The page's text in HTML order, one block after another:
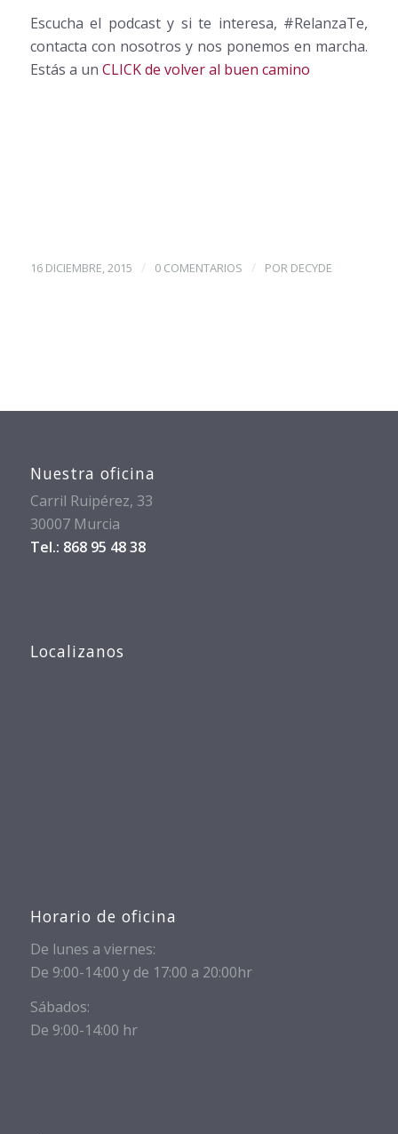
Escucha el podcast y si te interesa, #RelanzaTe,
contacta con nosotros y nos ponemos en marcha.
Estás a un CLICK de volver al buen camino
16 DICIEMBRE, 2015 / 0 COMENTARIOS / POR DECYDE
Nuestra oficina
Carril Ruipérez, 33
30007 Murcia
Tel.: 868 95 48 38
Localizanos
Horario de oficina
De lunes a viernes:
De 9:00-14:00 y de 17:00 a 20:00hr
Sábados:
De 9:00-14:00 hr